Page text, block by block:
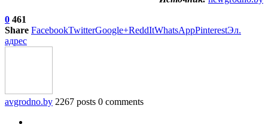
0 461
Share FacebookTwitterGoogle+ReddItWhatsAppPinterestЭл.
адрес
avgrodno.by 2267 posts 0 comments